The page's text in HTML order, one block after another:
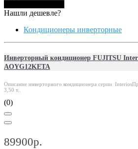
Нашли дешевле?
Кондиционеры инверторные
Инверторный кондиционер FUJITSU
AOYG12KETA
Описание инверторного кондиционера серии
3,50 т..
(0)
89900р.